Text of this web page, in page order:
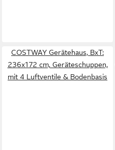
COSTWAY Gerätehaus, BxT:
236x172 cm, Geräteschuppen,
mit 4 Luftventile & Bodenbasis